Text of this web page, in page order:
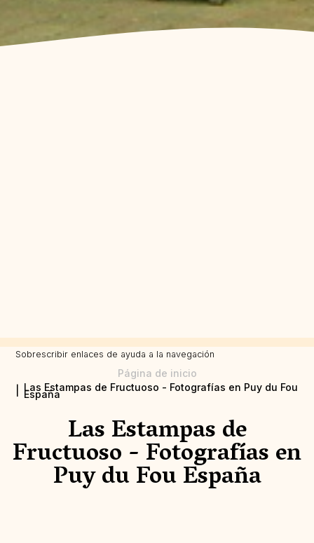
Sobrescribir enlaces de ayuda a la navegación
Página de inicio
Las Estampas de Fructuoso - Fotografías en Puy du Fou
España
Las Estampas de
Fructuoso - Fotografías en
Puy du Fou España